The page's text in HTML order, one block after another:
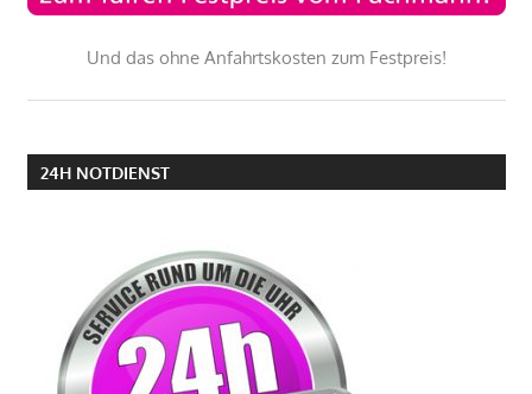
Und das ohne Anfahrtskosten zum Festpreis!
24H NOTDIENST